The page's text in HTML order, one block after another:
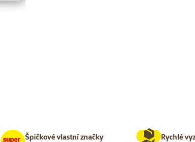
Špičkové vlastní značky Rychlé